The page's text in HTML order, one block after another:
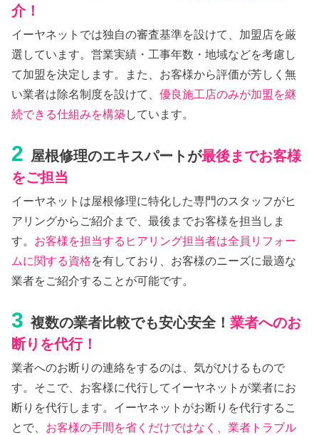
介！
イーヤネットでは独自の審査基準を設けて、加盟店を厳
選しています。営業実績・工事年数・地域などを考慮し
て加盟を決定します。また、お客様から評価が芳しく無
い業者は除名制度を設けて、優良施工店のみが加盟を継
続できる仕組みを構築しています。
2 屋根修理のエキスパートが最後までお客様
をご担当
イーヤネットは屋根修理に特化した専門のスタッフがヒ
アリングからご紹介まで、最後までお客様を担当しま
す。 お客様を担当するヒアリング担当者は全員リフォー
ムに関する資格を有しており、お客様のニーズに最適な
業者をご紹介することが可能です。
3 複数の業者比較でも安心安全！業者へのお
断りを代行！
業者へのお断りの連絡をするのは、気がひけるもので
す。そこで、お客様に代行してイーヤネットが業者にお
断りを代行します。イーヤネットがお断りを代行するこ
とで、 お客様の手間を省くだけではなく、業者トラブル